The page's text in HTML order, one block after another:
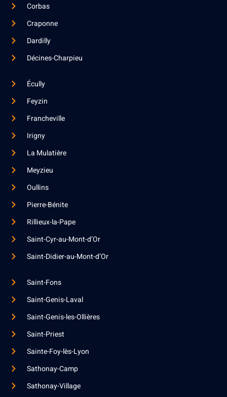
Corbas
Craponne
Dardilly
Décines-Charpieu
Écully
Feyzin
Francheville
Irigny
La Mulatière
Meyzieu
Oullins
Pierre-Bénite
Rillieux-la-Pape
Saint-Cyr-au-Mont-d’Or
Saint-Didier-au-Mont-d’Or
Saint-Fons
Saint-Genis-Laval
Saint-Genis-les-Ollières
Saint-Priest
Sainte-Foy-lès-Lyon
Sathonay-Camp
Sathonay-Village